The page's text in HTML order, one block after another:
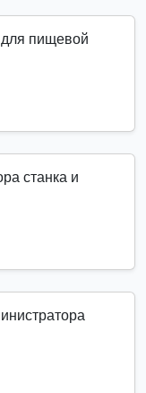
для пищевой
станка и